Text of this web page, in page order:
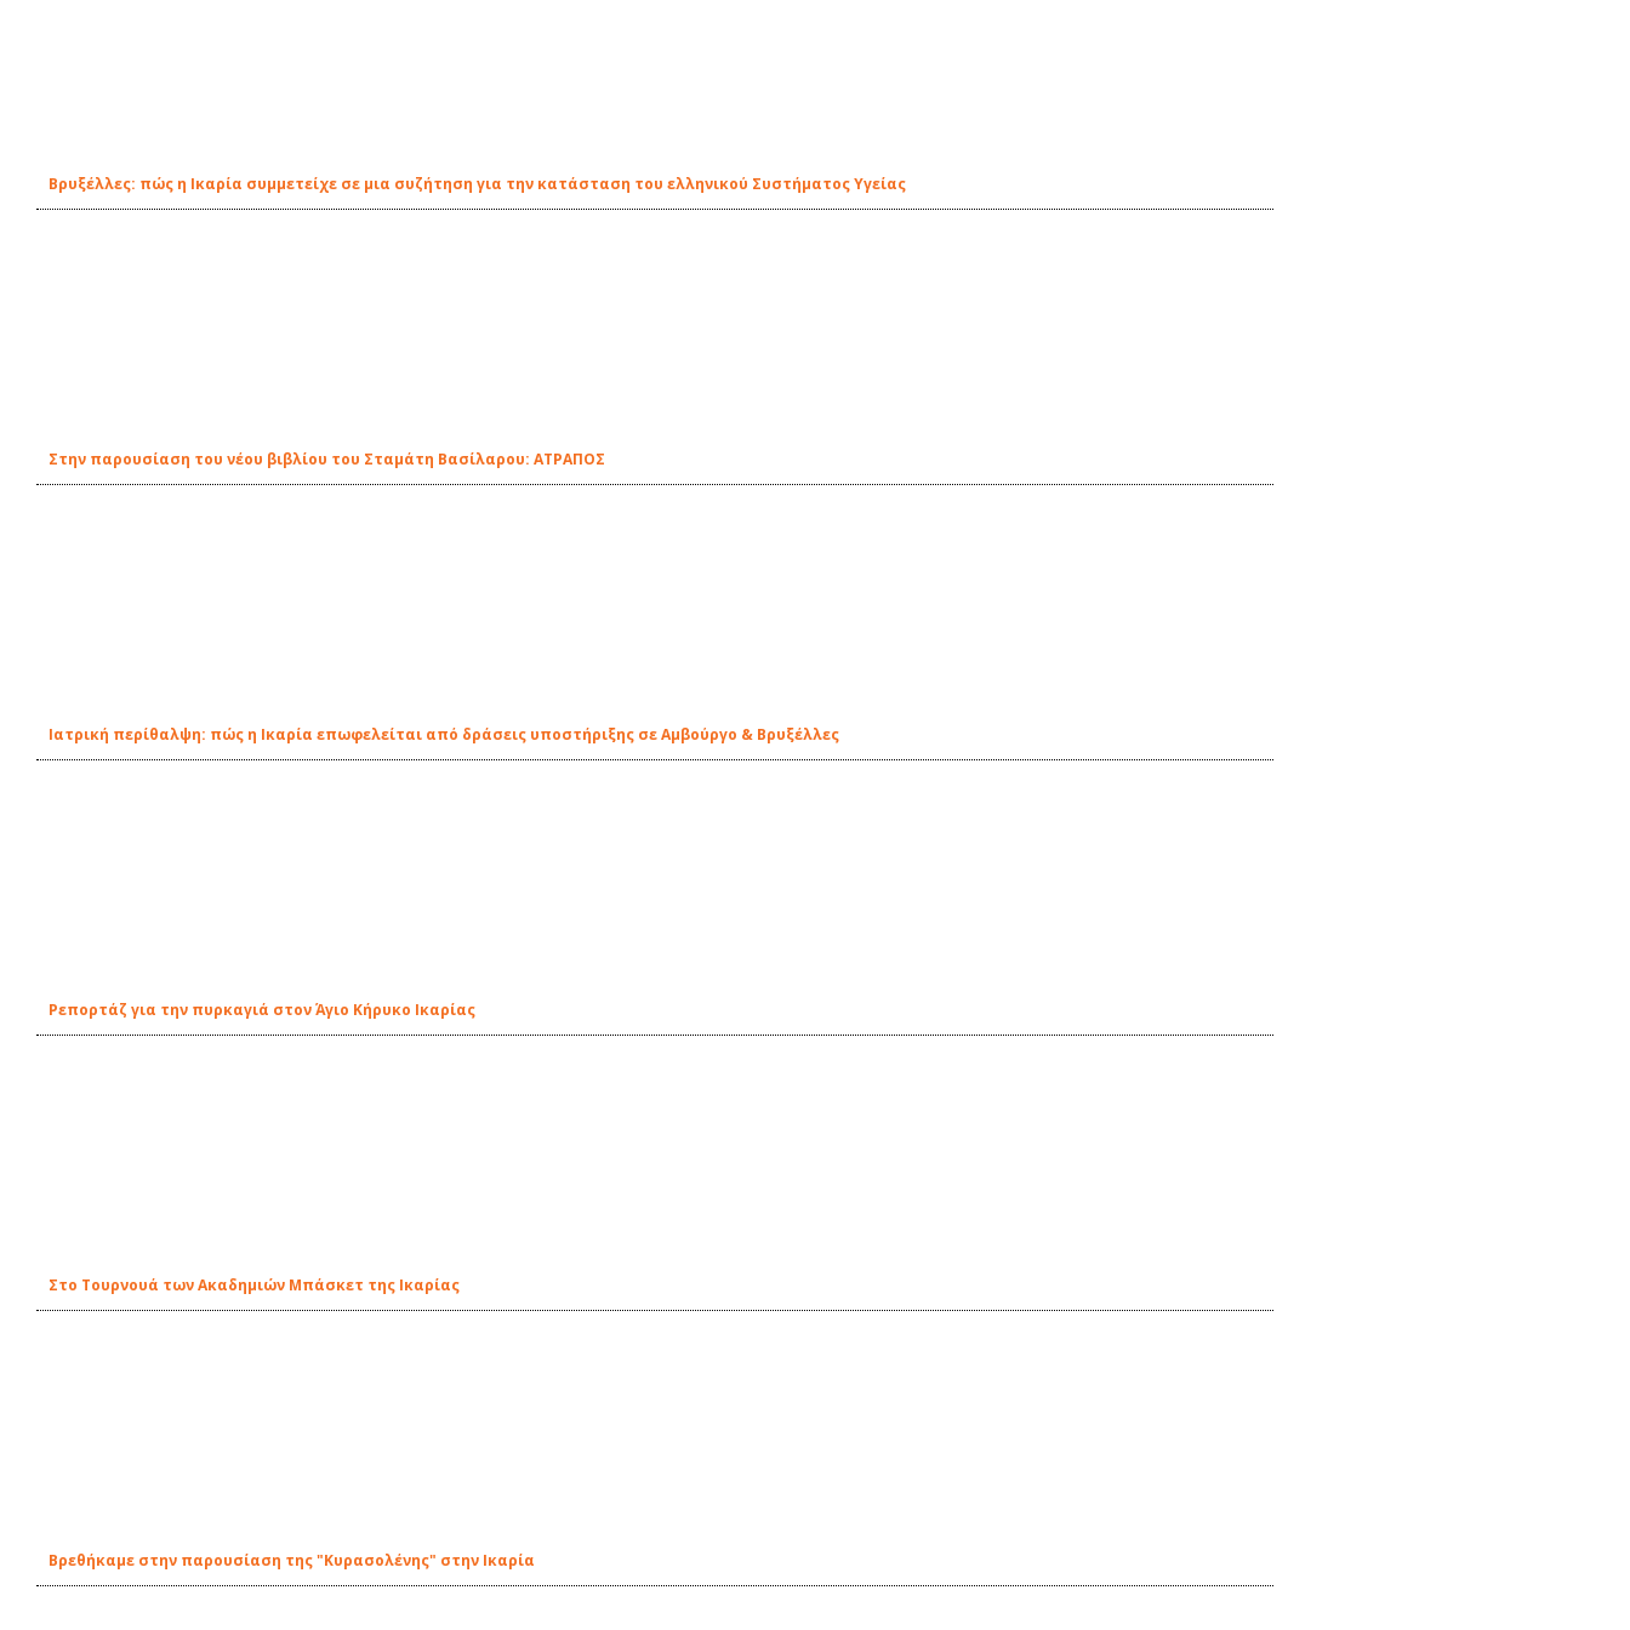
Βρυξέλλες: πώς η Ικαρία συμμετείχε σε μια συζήτηση για την κατάσταση του ελληνικού Συστήματος Υγείας
Στην παρουσίαση του νέου βιβλίου του Σταμάτη Βασίλαρου: ΑΤΡΑΠΟΣ
Ιατρική περίθαλψη: πώς η Ικαρία επωφελείται από δράσεις υποστήριξης σε Αμβούργο & Βρυξέλλες
Ρεπορτάζ για την πυρκαγιά στον Άγιο Κήρυκο Ικαρίας
Στο Τουρνουά των Ακαδημιών Μπάσκετ της Ικαρίας
Βρεθήκαμε στην παρουσίαση της "Κυρασολένης" στην Ικαρία